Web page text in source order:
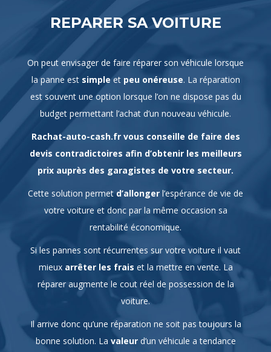
REPARER SA VOITURE
On peut envisager de faire réparer son véhicule lorsque
la panne estsimple etpeu onéreuse. La réparation
est souvent une option lorsque l’on ne dispose pas du
budget permettant l’achat d’un nouveau véhicule.
Rachat-auto-cash.fr vous conseille de faire des
devis contradictoires afin d’obtenir les meilleurs
prix auprès des garagistes de votre secteur.
votre voiture et donc par la même occasion sa
rentabilité économique.
Si les pannes sont récurrentes sur votre voiture il vaut
mieuxarrêter les fraiset la mettre en vente. La
réparer augmente le cout réel de possession de la
voiture.
Il arrive donc qu’une réparation ne soit pas toujours la
bonne solution. La valeurd’un véhicule a tendance
baissertrès rapidement. Temporiser la vente revient